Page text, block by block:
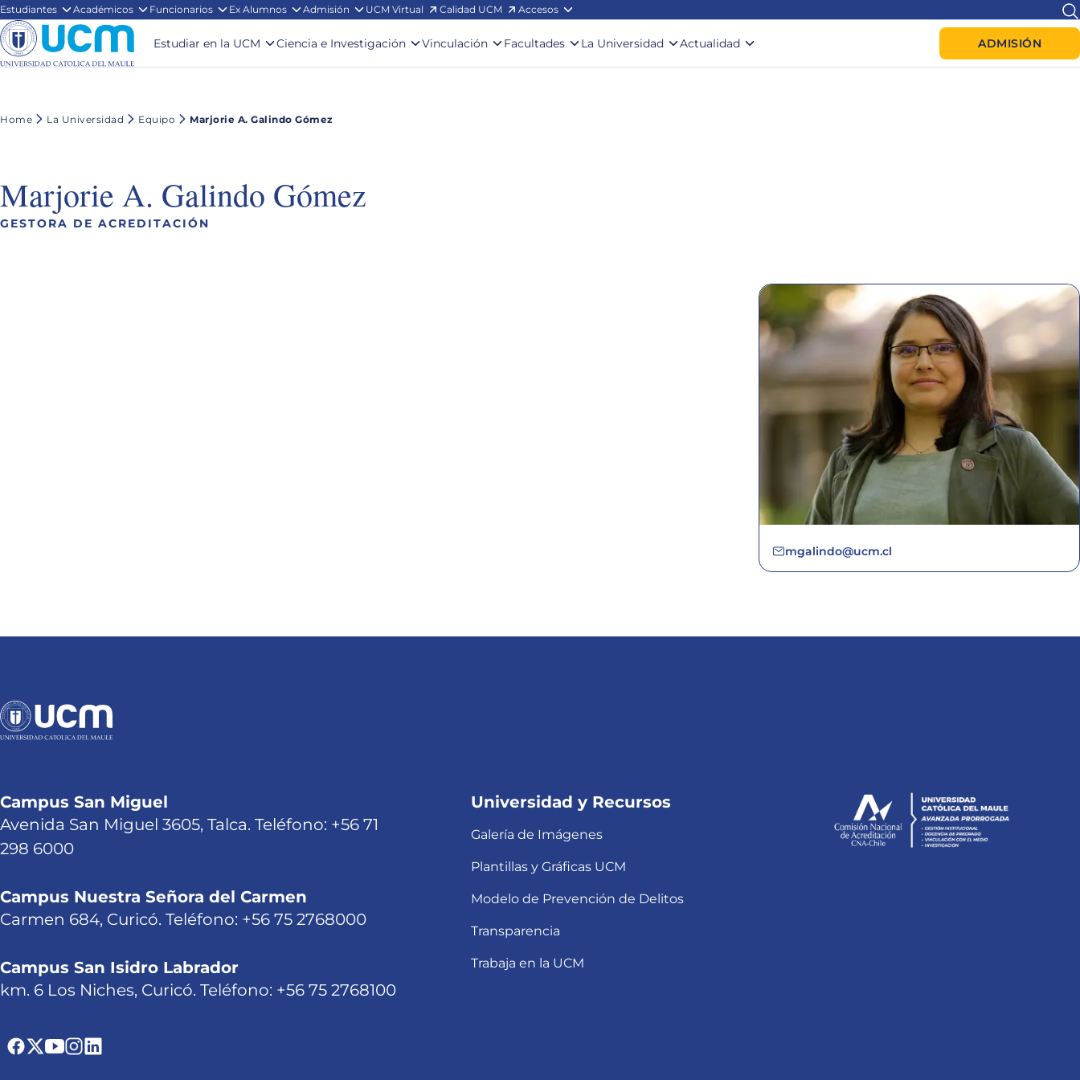
Estudiantes Académicos Funcionarios Ex Alumnos Admisión UCM Virtual Calidad UCM Accesos
Estudiar en la UCM Ciencia e Investigación Vinculación Facultades La Universidad Actualidad ADMISIÓN
Home La Universidad Equipo Marjorie A. Galindo Gómez
Marjorie A. Galindo Gómez
GESTORA DE ACREDITACIÓN
mgalindo@ucm.cl
Campus San Miguel
Avenida San Miguel 3605, Talca. Teléfono: +56 71
298 6000
Campus Nuestra Señora del Carmen
Carmen 684, Curicó. Teléfono: +56 75 2768000
Campus San Isidro Labrador
km. 6 Los Niches, Curicó. Teléfono: +56 75 2768100
Universidad y Recursos
Galería de Imágenes
Plantillas y Gráficas UCM
Modelo de Prevención de Delitos
Transparencia
Trabaja en la UCM